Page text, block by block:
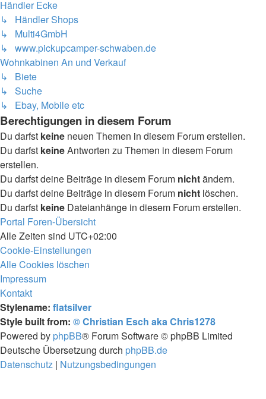
Händler Ecke
↳ Händler Shops
↳ Multi4GmbH
↳ www.pickupcamper-schwaben.de
Wohnkabinen An und Verkauf
↳ Biete
↳ Suche
↳ Ebay, Mobile etc
Berechtigungen in diesem Forum
Du darfst keine neuen Themen in diesem Forum erstellen.
Du darfst keineAntworten zu Themen in diesem Forum
erstellen.
Du darfst deine Beiträge in diesem Forum nichtändern.
Du darfst deine Beiträge in diesem Forum nicht löschen.
Du darfst keine Dateianhänge in diesem Forum erstellen.
Portal Foren-Übersicht
Alle Zeiten sind UTC+02:00
Cookie-Einstellungen
Alle Cookies löschen
Impressum
Kontakt
Stylename: flatsilver
Style built from: © Christian Esch aka Chris1278
Powered by phpBB® Forum Software © phpBB Limited
Deutsche Übersetzung durch phpBB.de
Datenschutz | Nutzungsbedingungen